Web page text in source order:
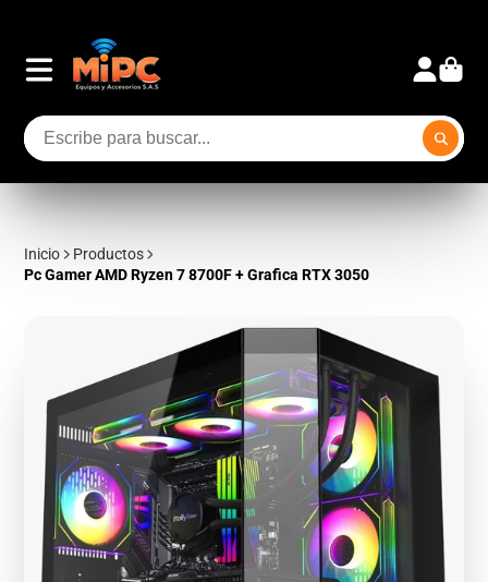
Inicio
Productos
Pc Gamer AMD Ryzen 7 8700F + Grafica RTX 3050